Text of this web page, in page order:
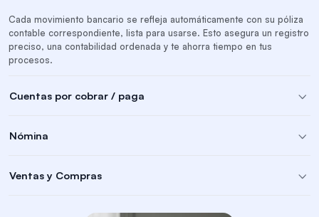
Cada movimiento bancario se refleja automáticamente con su póliza
contable correspondiente, lista para usarse. Esto asegura un registro
preciso, una contabilidad ordenada y te ahorra tiempo en tus
procesos.
Cuentas por cobrar / paga
Nómina
Ventas y Compras